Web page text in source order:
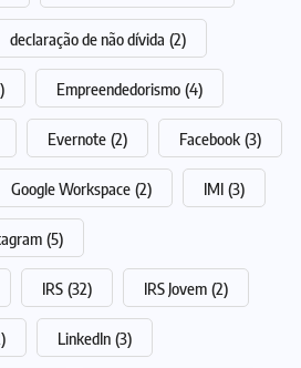
declaração de não dívida (2)
Empreendedorismo (4)
Evernote (2) Facebook (3)
Google Workspace (2) IMI (3)
(5)
IRS (32) IRS Jovem (2)
LinkedIn (3)